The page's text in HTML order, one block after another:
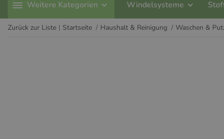
Weitere Kategorien Windelsysteme
Zurück zur Liste Startseite Haushalt & Reinigung Waschen &